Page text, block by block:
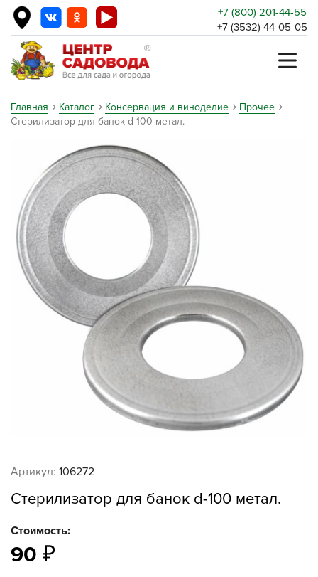
+7 (800) 201-44-55
+7 (3532) 44-05-05
Главная Каталог Консервация и виноделие
Прочее
Стерилизатор для банок d-100 метал.
Артикул: 106272
Стерилизатор для банок d-100 метал.
Стоимость:
90